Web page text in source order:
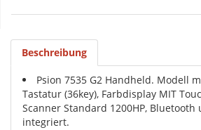
Beschreibung
Psion 7535 G2 Handheld. Modell
Tastatur (36key), Farbdisplay MIT
Scanner Standard 1200HP, Bluetooth
integriert.